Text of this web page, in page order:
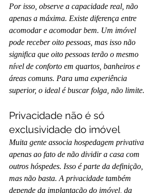
Por isso, observe a capacidade real, não
apenas a máxima. Existe diferença entre
acomodar e acomodar bem. Um imóvel
pode receber oito pessoas, mas isso não
significa que oito pessoas terão o mesmo
nível de conforto em quartos, banheiros e
áreas comuns. Para uma experiência
superior, o ideal é buscar folga, não limite.
Privacidade não é só
exclusividade do imóvel
Muita gente associa hospedagem privativa
apenas ao fato de não dividir a casa com
outros hóspedes. Isso é parte da definição,
mas não basta. A privacidade também
depende da implantação do imóvel, da